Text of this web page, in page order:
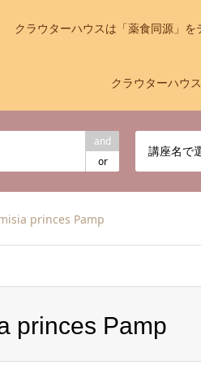
クラウターハウスは「薬食同源」
クラウターハウ
and
or
講座名で
princes Pamp
princes Pamp